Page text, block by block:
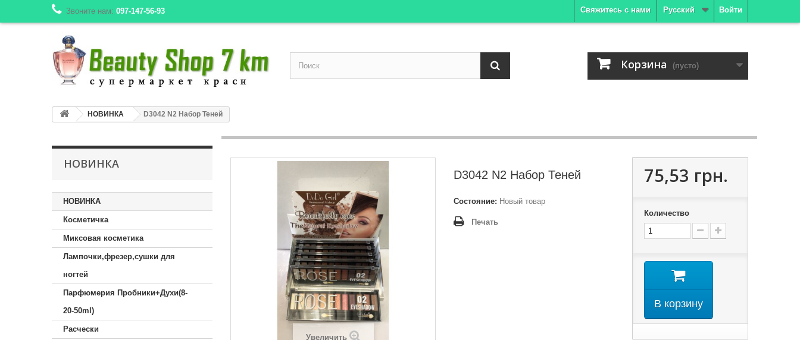
Войти
Русский
Свяжитесь с нами
Звоните нам: 097-147-56-93
Корзина (пусто)
НОВИНКА D3042 N2 Набор Теней
НОВИНКА
НОВИНКА
Косметичка
Миксовая косметика
Лампочки,фрезер,сушки для
ногтей
Парфюмерия Пробники+Духи(8-
20-50ml)
Расчески
Увеличить
D3042 N2 Набор Теней
Состояние: Новый товар
Печать
75,53 грн.
Количество
В корзину